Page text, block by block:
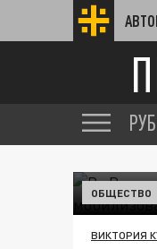
ОБЩЕСТВО
ВИКТОРИЯ